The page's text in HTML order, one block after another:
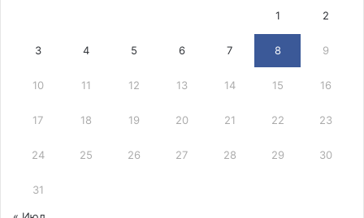
1 2
3 4 5 6 7 8 9
10 11 12 13 14 15 16
17 18 19 20 21 22 23
24 25 26 27 28 29 30
31